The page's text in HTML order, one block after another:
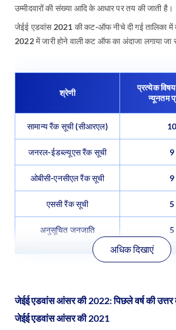
उम्मीदवारों की संख्या आदि के आधार पर तय की जाती है।
जेईई एडवांस 2021 की कट-ऑफ नीचे दी गई तालिका में
2022 में जारी होने वाली कट ऑफ का अंदाजा लगाया जा
श्रेणी
प्रत्येक
न्यूनतम
सामान्य रैंक सूची (सीआरएल) 10
जनरल-ईडब्ल्यूएस रैंक सूची 9
ओबीसी-एनसीएल रैंक सूची 9
एससी रैंक सूची 5
अनुसूचित जनजाति 5
अधिक दिखाएं
जेईई एडवांस आंसर की 2022: पिछले वर्ष की
जेईई एडवांस आंसर की 2021